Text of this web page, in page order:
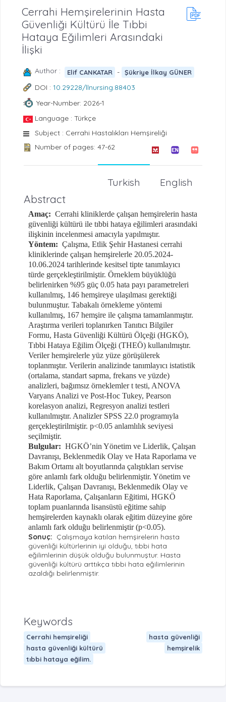
Cerrahi Hemşirelerinin Hasta
Güvenliği Kültürü İle Tıbbi
Hataya Eğilimleri Arasındaki
İlişki
Author : Elif CANKATAR - Şükriye İlkay GÜNER
DOI : 10.29228/llnursing.88403
Year-Number: 2026-1
Language : Türkçe
Subject : Cerrahi Hastalıkları Hemşireliği
Number of pages: 47-62
English
Turkish
Abstract
Amaç: Cerrahi kliniklerde çalışan hemşirelerin hasta
güvenliği kültürü ile tıbbi hataya eğilimleri arasındaki
ilişkinin incelenmesi amacıyla yapılmıştır.
Yöntem: Çalışma, Etlik Şehir Hastanesi cerrahi
kliniklerinde çalışan hemşirelerle 20.05.2024-
10.06.2024 tarihlerinde kesitsel tipte tanımlayıcı
türde gerçekleştirilmiştir. Örneklem büyüklüğü
belirlenirken %95 güç 0.05 hata payıparametreleri
kullanılmış, 146 hemşireye ulaşılması gerektiği
bulunmuştur. Tabakalı örnekleme yöntemi
kullanılmış, 167 hemşire ile çalışma tamamlanmıştır.
Araştırma verileri toplanırken Tanıtıcı Bilgiler
Formu, Hasta Güvenliği Kültürü Ölçeği (HGKÖ),
Tıbbi Hataya Eğilim Ölçeği (THEÖ) kullanılmıştır.
Veriler hemşirelerle yüz yüze görüşülerek
toplanmıştır. Verilerin analizinde tanımlayıcı istatistik
(ortalama, standart sapma, frekans ve yüzde)
analizleri, bağımsız örneklemler t testi, ANOVA
Varyans Analizi ve Post-Hoc Tukey, Pearson
korelasyon analizi, Regresyon analizi testleri
kullanılmıştır. Analizler SPSS 22.0 programıyla
gerçekleştirilmiştir. p<0.05 anlamlılık seviyesi
seçilmiştir.
Bulgular: HGKÖ’nin Yönetim ve Liderlik, Çalışan
Davranışı, Beklenmedik Olay ve Hata Raporlama ve
Bakım Ortamı alt boyutlarında çalıştıkları servise
göre anlamlı fark olduğu belirlenmiştir. Yönetim ve
Liderlik, Çalışan Davranışı, Beklenmedik Olay ve
Hata Raporlama, Çalışanların Eğitimi, HGKÖ
toplam puanlarında lisansüstü eğitime sahip
hemşirelerden kaynaklı olarak eğitim düzeyine göre
anlamlı fark olduğu belirlenmiştir (p<0.05).
Sonuç: Çalışmaya katılan hemşirelerin hasta
güvenliği kültürlerinin iyi olduğu, tıbbi hata
eğilimlerinin düşük olduğu bulunmuştur. Hasta
güvenliği kültürü arttıkça tıbbi hata eğilimlerinin
azaldığı belirlenmiştir.
Keywords
Cerrahi hemşireliği
hasta güvenliği
hasta güvenliği kültürü
hemşirelik
tıbbi hataya eğilim.